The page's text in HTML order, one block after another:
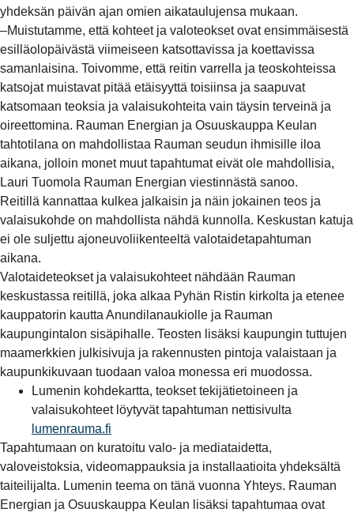
yhdeksän päivän ajan omien aikataulujensa mukaan.
–Muistutamme, että kohteet ja valoteokset ovat ensimmäisestä
esilläolopäivästä viimeiseen katsottavissa ja koettavissa
samanlaisina. Toivomme, että reitin varrella ja teoskohteissa
katsojat muistavat pitää etäisyyttä toisiinsa ja saapuvat
katsomaan teoksia ja valaisukohteita vain täysin terveinä ja
oireettomina. Rauman Energian ja Osuuskauppa Keulan
tahtotilana on mahdollistaa Rauman seudun ihmisille iloa
aikana, jolloin monet muut tapahtumat eivät ole mahdollisia,
Lauri Tuomola Rauman Energian viestinnästä sanoo.
Reitillä kannattaa kulkea jalkaisin ja näin jokainen teos ja
valaisukohde on mahdollista nähdä kunnolla. Keskustan katuja
ei ole suljettu ajoneuvoliikenteeltä valotaidetapahtuman
aikana.
Valotaideteokset ja valaisukohteet nähdään Rauman
keskustassa reitillä, joka alkaa Pyhän Ristin kirkolta ja etenee
kauppatorin kautta Anundilanaukiolle ja Rauman
kaupungintalon sisäpihalle. Teosten lisäksi kaupungin tuttujen
maamerkkien julkisivuja ja rakennusten pintoja valaistaan ja
kaupunkikuvaan tuodaan valoa monessa eri muodossa.
Lumenin kohdekartta, teokset tekijätietoineen ja
valaisukohteet löytyvät tapahtuman nettisivulta
lumenrauma.fi
Tapahtumaan on kuratoitu valo- ja mediataidetta,
valoveistoksia, videomappauksia ja installaatioita yhdeksältä
taiteilijalta. Lumenin teema on tänä vuonna Yhteys. Rauman
Energian ja Osuuskauppa Keulan lisäksi tapahtumaa ovat